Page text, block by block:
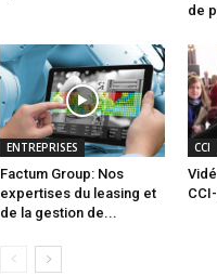
de
ENTREPRISES
Factum Group: Nos
expertises du leasing et
de la gestion de...
CCI